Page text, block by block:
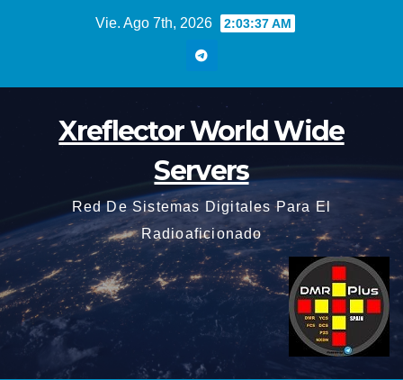
Vie. Ago 7th, 2026 2:03:38 AM
Xreflector World Wide
Servers
Red De Sistemas Digitales Para El
Radioaficionado